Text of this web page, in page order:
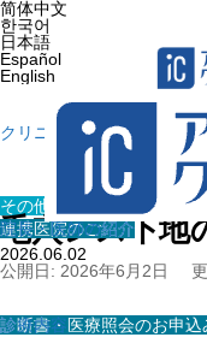
简体中文
한국어
日本語
Español
English
クリニック紹介
連携医院のご紹介
診断書・医療照会のお申込
院長・医師の紹介
診療内容
その他
毛穴レス下地
2026.06.02
公開日: 2026年6月2日
鏡を見るたびに気にな